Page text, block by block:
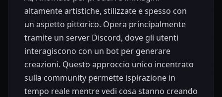
altamente artistiche, stilizzate e spesso con
un aspetto pittorico. Opera principalmente
tramite un server Discord, dove gli utenti
interagiscono con un bot per generare
creazioni. Questo approccio unico incentrato
sulla community permette ispirazione in
tempo reale mentre vedi cosa stanno creando